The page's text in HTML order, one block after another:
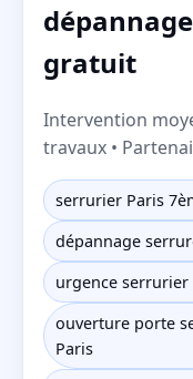
gratuit
Intervention
travaux •
serrurier Paris
dépannage
urgence serrurier
ouverture porte
Paris